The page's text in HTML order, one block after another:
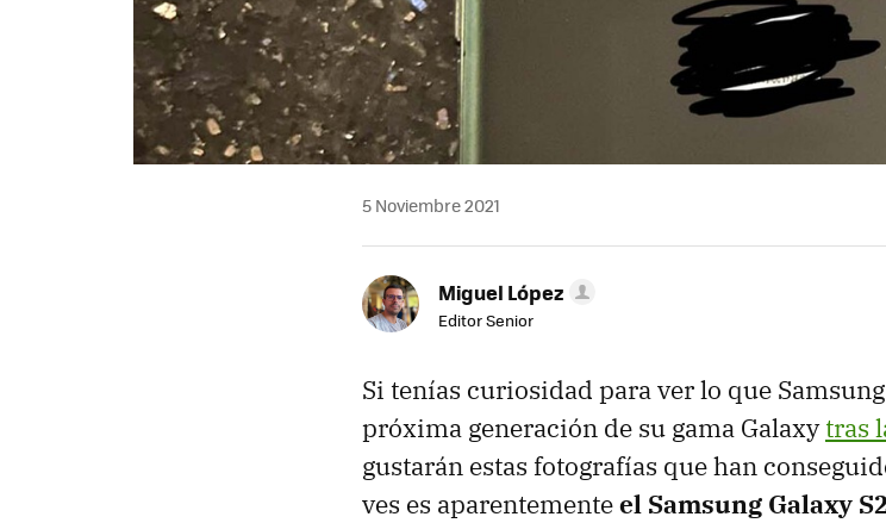
5 Noviembre 2021
Miguel López
Editor Senior
Si tenías curiosidad para ver lo que
próxima generación de su gama Galaxytras
gustarán estas fotografías que han
ves es aparentementeel Samsung Galaxy